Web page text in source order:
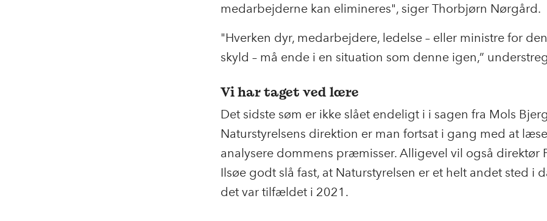
medarbejderne kan elimineres", siger Thorbjørn Nørgård.
"Hverken dyr, medarbejdere, ledelse – eller ministre for
skyld – må ende i en situation som denne igen,”
Vi har taget ved lære
Det sidste søm er ikke slået endeligt i i sagen fra Mols
Naturstyrelsens direktion er man fortsat i gang med at
analysere dommens præmisser. Alligevel vil også direktør
Ilsøe godt slå fast, at Naturstyrelsen er et helt andet sted i
det var tilfældet i 2021.